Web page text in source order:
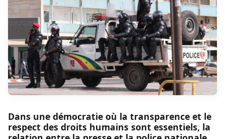
Dans une démocratie où la transparence et le
respect des droits humains sont essentiels, la